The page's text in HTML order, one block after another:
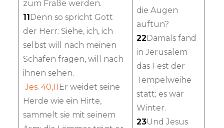
zum Fraße werden.
11Denn so spricht Gott
der Herr: Siehe, ich, ich
selbst will nach meinen
Schafen fragen, will nach
ihnen sehen.
Jes. 40,11Er weidet seine
Herde wie ein Hirte,
sammelt sie mit seinem
die Augen
auftun?
22Damals fand
in Jerusalem
das Fest der
Tempelweihe
statt; es war
Winter.
23Und Jesus